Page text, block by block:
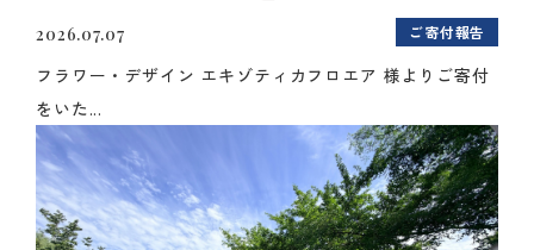
2026.07.07 ご寄付報告
フラワー・デザイン エキゾティカフロエア 様よりご寄付
をいた...